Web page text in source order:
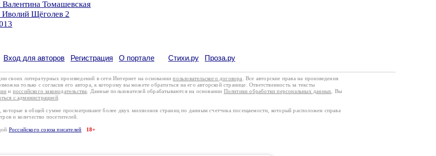
Томашевская
Иволий Щёголев 2
Вход для авторов Регистрация О портале Стихи.ру Проза.ру
своих литературных произведений в сети Интернет на основаниипользовательского договора
. Все авторские права на произведения
только с согласия его автора, к которому вы можете обратиться на его авторской странице. Ответственность за тексты
и российского законодательства . Данные пользователей обрабатываются на основании Политики обработки персональных данных
. Вы
с администрацией.
в общей сумме просматривают более двух миллионов страниц по данным счетчика посещаемости, который расположен справа
и количество посетителей.
Российского союза писателей 18+